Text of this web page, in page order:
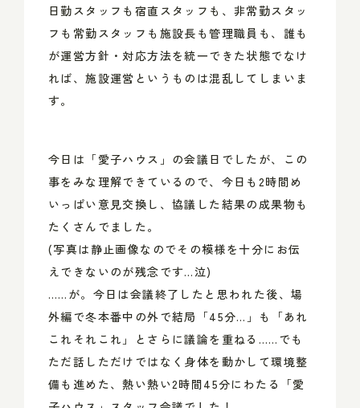
日勤スタッフも宿直スタッフも、非常勤スタッ
フも常勤スタッフも施設長も管理職員も、誰も
が運営方針・対応方法を統一できた状態でなけ
れば、施設運営というものは混乱してしまいま
す。
今日は「愛子ハウス」の会議日でしたが、この
事をみな理解できているので、今日も2時間め
いっぱい意見交換し、協議した結果の成果物も
たくさんでました。
(写真は静止画像なのでその模様を十分にお伝
えできないのが残念です…泣)
……が。今日は会議終了したと思われた後、場
外編で冬本番中の外で結局「45分…」も「あれ
これそれこれ」とさらに議論を重ねる……でも
ただ話しただけではなく身体を動かして環境整
備も進めた、熱い熱い2時間45分にわたる「愛